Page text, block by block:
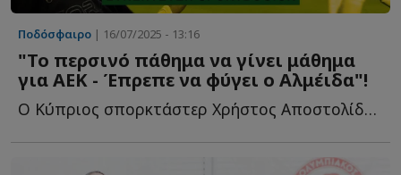
Ποδόσφαιρο | 16/07/2025 - 13:16
"Το περσινό πάθημα να γίνει μάθημα
για ΑΕΚ - Έπρεπε να φύγει ο Αλμέιδα"!
Ο Κύπριος σπορκτάστερ Χρήστος Αποστολίδης στο Sportdog γ...